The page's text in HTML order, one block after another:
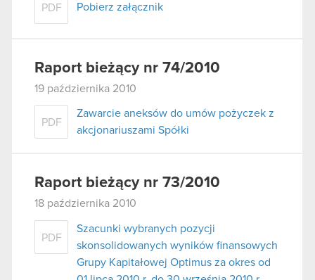
PDF Pobierz załącznik
Raport bieżący nr 74/2010
19 października 2010
PDF
Zawarcie aneksów do umów pożyczek z
akcjonariuszami Spółki
Raport bieżący nr 73/2010
18 października 2010
PDF
Szacunki wybranych pozycji
skonsolidowanych wyników finansowych
Grupy Kapitałowej Optimus za okres od